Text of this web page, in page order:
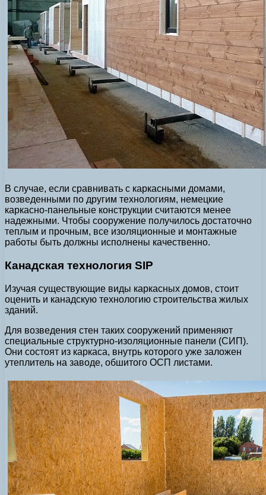
В случае, если сравнивать с каркасными домами,
возведенными по другим технологиям, немецкие
каркасно-панельные конструкции считаются менее
надежными. Чтобы сооружение получилось достаточно
теплым и прочным, все изоляционные и монтажные
работы быть должны исполнены качественно.
Канадская технология SIP
Изучая существующие виды каркасных домов, стоит
оценить и канадскую технологию строительства жилых
зданий.
Для возведения стен таких сооружений применяют
специальные структурно-изоляционные панели (СИП).
Они состоят из каркаса, внутрь которого уже заложен
утеплитель на заводе, обшитого ОСП листами.